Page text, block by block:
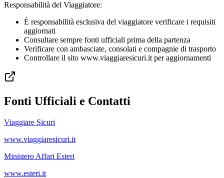
Responsabilità del Viaggiatore:
È responsabilità esclusiva del viaggiatore verificare i requisiti
aggiornati
Consultare sempre fonti ufficiali prima della partenza
Verificare con ambasciate, consolati e compagnie di trasporto
Controllare il sito www.viaggiaresicuri.it per aggiornamenti
Fonti Ufficiali e Contatti
Viaggiare Sicuri
www.viaggiaresicuri.it
Ministero Affari Esteri
www.esteri.it